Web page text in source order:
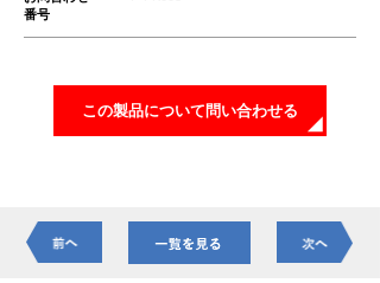
番号
この製品について問い合わせる